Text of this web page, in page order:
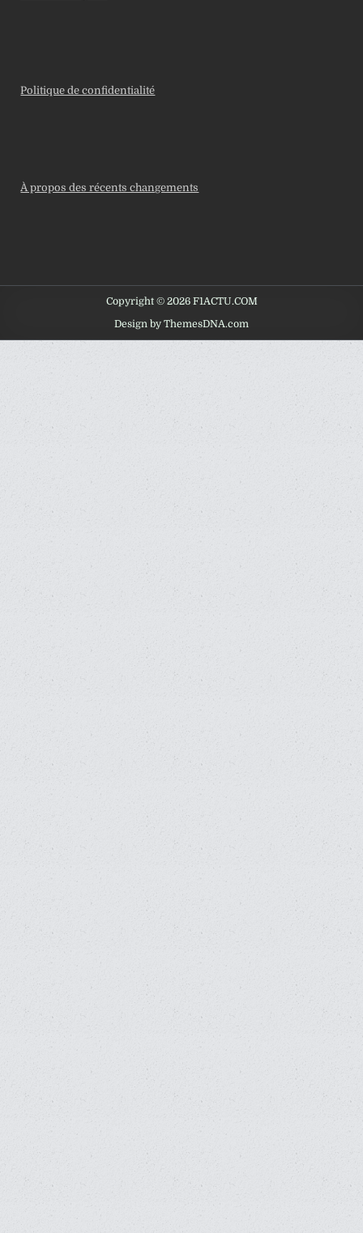
Politique de confidentialité
À propos des récents changements
Copyright © 2026 F1ACTU.COM
Design by ThemesDNA.com